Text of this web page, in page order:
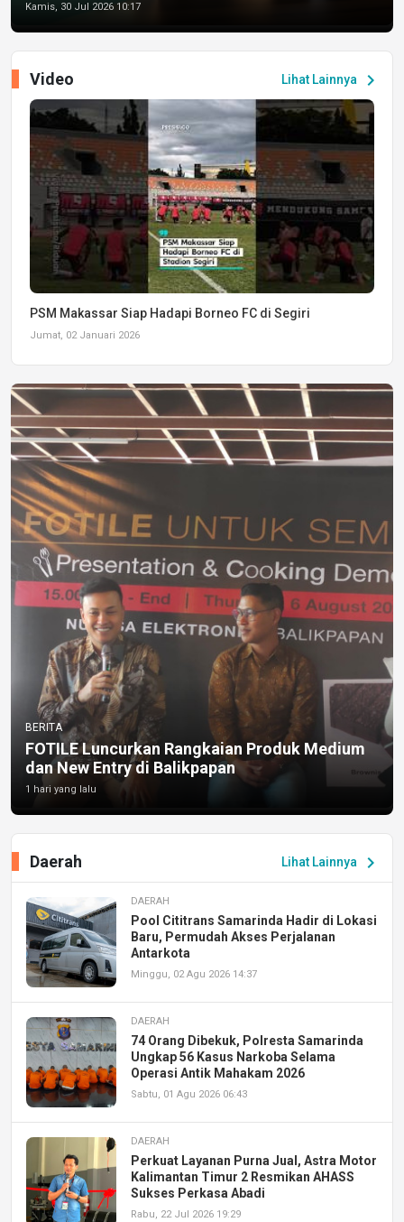
Kamis, 30 Jul 2026 10:17
Lihat Lainnya chevron_right
Video
PSM Makassar Siap Hadapi Borneo FC di Segiri
Jumat, 02 Januari 2026
BERITA
FOTILE Luncurkan Rangkaian Produk Medium
dan New Entry di Balikpapan
1 hari yang lalu
Lihat Lainnya chevron_right
Daerah
DAERAH
Pool Cititrans Samarinda Hadir di Lokasi
Baru, Permudah Akses Perjalanan
Antarkota
Minggu, 02 Agu 2026 14:37
DAERAH
74 Orang Dibekuk, Polresta Samarinda
Ungkap 56 Kasus Narkoba Selama
Operasi Antik Mahakam 2026
Sabtu, 01 Agu 2026 06:43
DAERAH
Perkuat Layanan Purna Jual, Astra Motor
Kalimantan Timur 2 Resmikan AHASS
Sukses Perkasa Abadi
Rabu, 22 Jul 2026 19:29